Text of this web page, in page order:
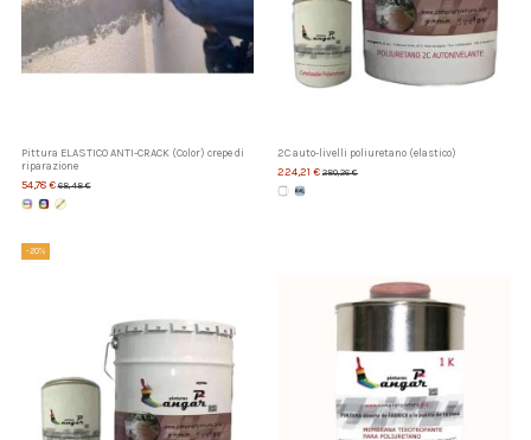
Pittura ELASTICO ANTI-CRACK (Color) crepe di
riparazione
54,78 €68,48 €
2C auto-livelli poliuretano (elastico)
224,21 € 280,26 €
-20%